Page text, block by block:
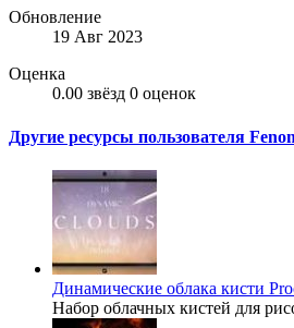
Обновление
19 Авг 2023
Оценка
0.00 звёзд 0 оценок
Другие ресурсы пользователя
Динамические облака кисти
Набор облачных кистей для